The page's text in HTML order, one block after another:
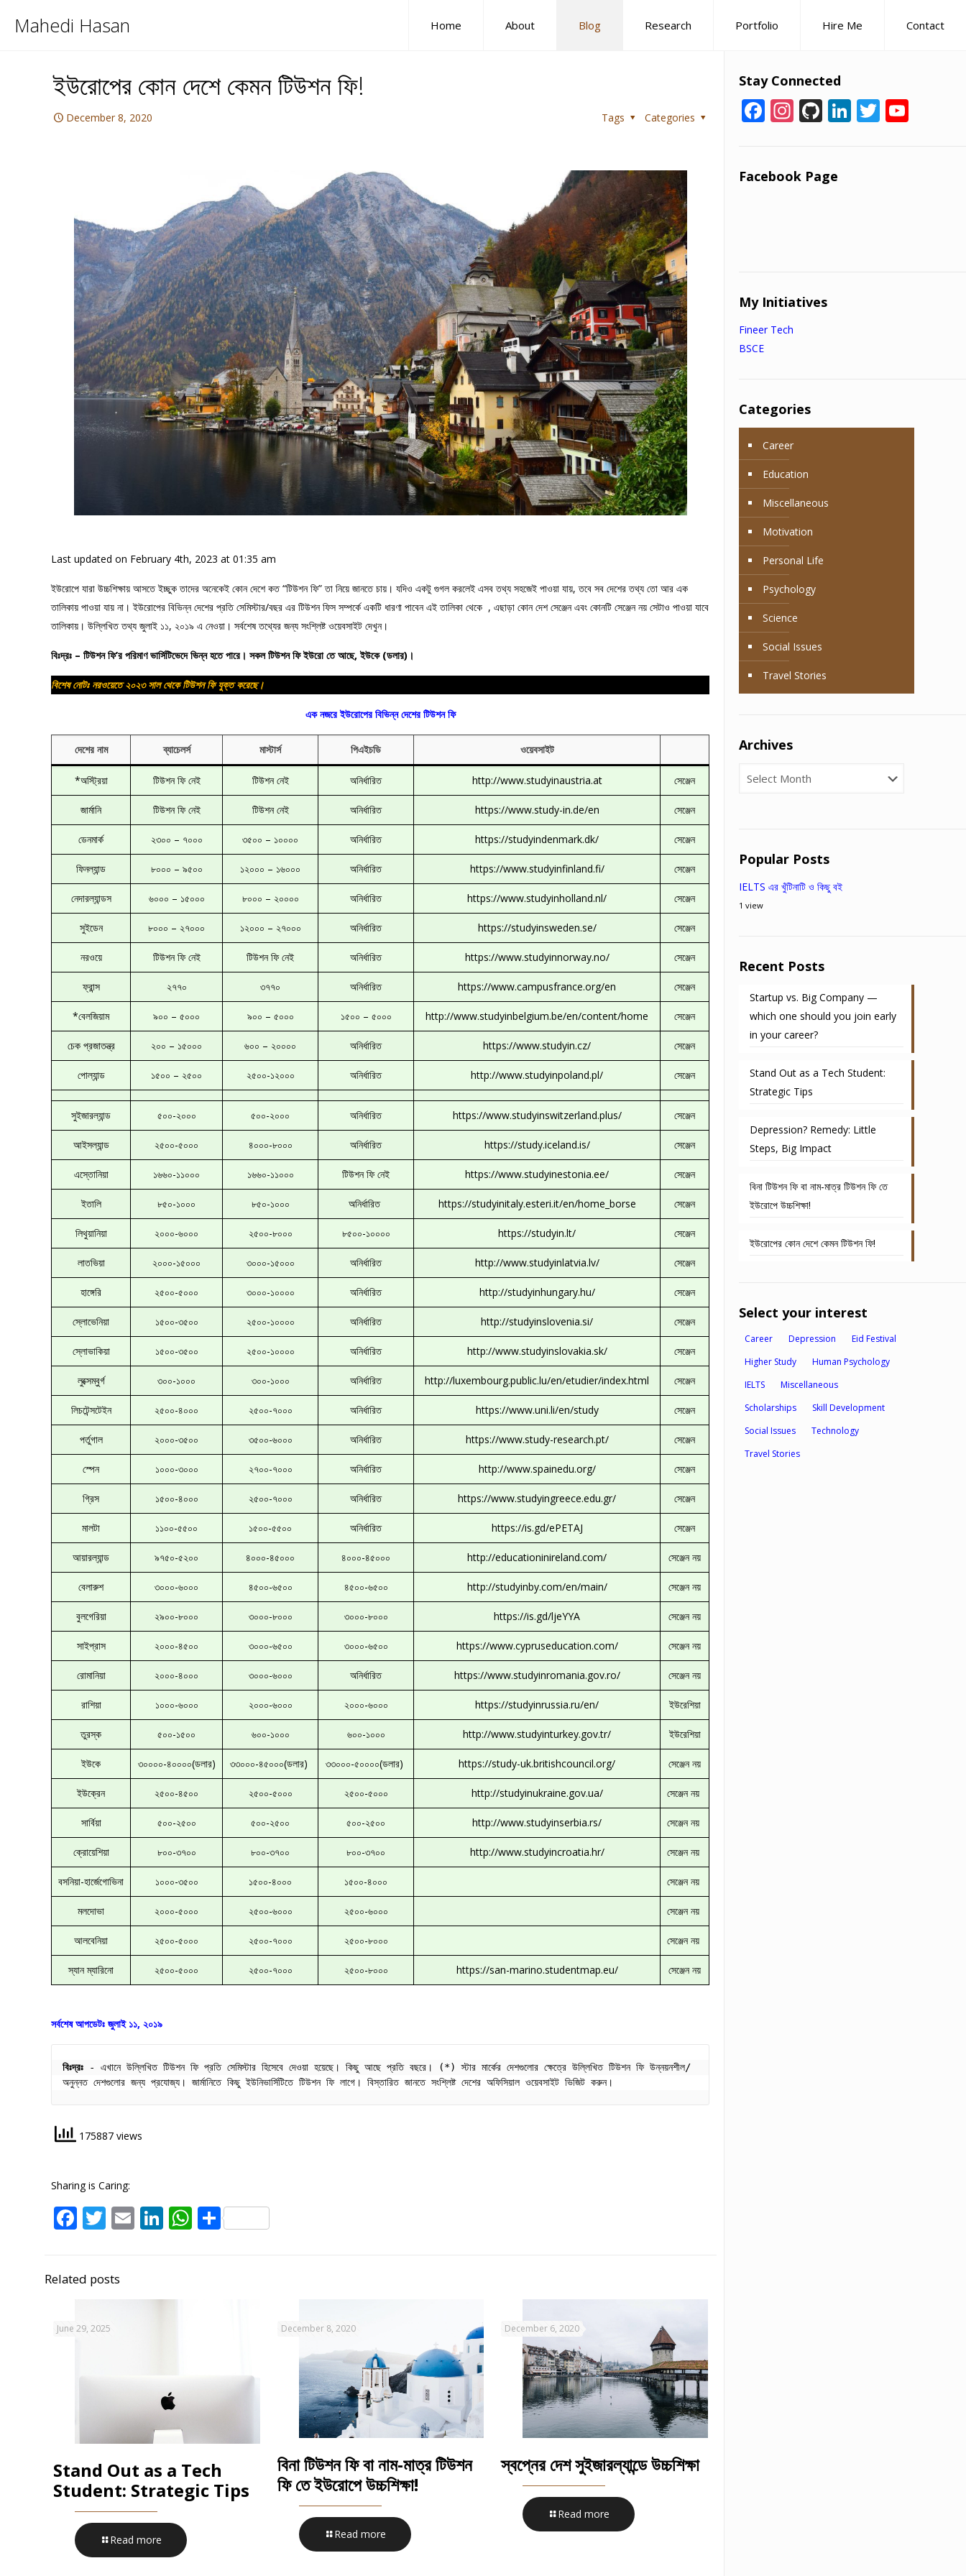
Mahedi Hasan Home About Blog Research Portfolio Hire Me Contact
ইউরোপের কোন দেশে কেমন টিউশন ফি!
December 8, 2020 Categories
Tags
Last updated on February 4th, 2023 at 01:35 am
ইউরোপে যারা উচ্চশিক্ষায় আসতে ইচ্ছুক তাদের অনেকেই কোন দেশে কত “টিউশন ফি” তা নিয়ে জানতে চায়। যদিও একটু গুগল করলেই এসব তথ্য সহজেই পাওয়া যায়, তবে সব দেশের তথ্য তো আর এক
তালিকায় পাওয়া যায় না। ইউরোপের বিভিন্ন দেশের প্রতি সেমিস্টার/বছর এর টিউশন ফিস সম্পর্কে একটি ধারণা পাবেন এই তালিকা থেকে , এছাড়া কোন দেশ সেঞ্জেন এবং কোনটি সেঞ্জেন নয় সেটাও পাওয়া যাবে
তালিকায় । উল্লিখিত তথ্য জুলাই ১১, ২০১৯ এ নেওয়া। সর্বশেষ তথ্যের জন্য সংশ্লিষ্ট ওয়েবসাইট দেখুন।
বিঃদ্রঃ – টিউশন ফি’র পরিমাণ ভার্সিটিভেদে ভিন্ন হতে পারে। সকল টিউশন ফি ইউরো তে আছে, ইউকে (ডলার)।
বিশেষ নোটঃ নরওয়েতে ২০২৩ সাল থেকে টিউশন ফি যুক্ত করেছে।
এক নজরে ইউরোপের বিভিন্ন দেশের টিউশন ফি
দেশের নাম ব্যাচেলর্স মাস্টার্স পিএইচডি ওয়েবসাইট
*অস্ট্রিয়া টিউশন ফি নেই টিউশন নেই অনির্ধারিত http://www.studyinaustria.at সেঞ্জেন
জার্মানি টিউশন ফি নেই টিউশন নেই অনির্ধারিত https://www.study-in.de/en সেঞ্জেন
ডেনমার্ক ২৩০০ – ৭০০০ ৩৫০০ – ১০০০০ অনির্ধারিত https://studyindenmark.dk/ সেঞ্জেন
ফিনল্যান্ড ৮০০০ – ৯৫০০ ১২০০০ – ১৬০০০ অনির্ধারিত https://www.studyinfinland.fi/ সেঞ্জেন
নেদারল্যান্ডস ৬০০০ – ১৫০০০ ৮০০০ – ২০০০০ অনির্ধারিত https://www.studyinholland.nl/ সেঞ্জেন
সুইডেন ৮০০০ – ২৭০০০ ১২০০০ – ২৭০০০ অনির্ধারিত https://studyinsweden.se/ সেঞ্জেন
নরওয়ে টিউশন ফি নেই টিউশন ফি নেই অনির্ধারিত https://www.studyinnorway.no/ সেঞ্জেন
ফ্রান্স ২৭৭০ ৩৭৭০ অনির্ধারিত https://www.campusfrance.org/en সেঞ্জেন
*বেলজিয়াম ৯০০ – ৫০০০ ৯০০ – ৫০০০ ১৫০০ – ৫০০০ http://www.studyinbelgium.be/en/content/home সেঞ্জেন
চেক প্রজাতন্ত্র ২০০ – ১৫০০০ ৬০০ – ২০০০০ অনির্ধারিত https://www.studyin.cz/ সেঞ্জেন
পোল্যান্ড ১৫০০ – ২৫০০ ২৫০০-১২০০০ অনির্ধারিত http://www.studyinpoland.pl/ সেঞ্জেন
সুইজারল্যান্ড ৫০০-২০০০ ৫০০-২০০০ অনির্ধারিত https://www.studyinswitzerland.plus/ সেঞ্জেন
আইসল্যান্ড ২৫০০-৫০০০ ৪০০০-৮০০০ অনির্ধারিত https://study.iceland.is/ সেঞ্জেন
এস্তোনিয়া ১৬৬০-১১০০০ ১৬৬০-১১০০০ টিউশন ফি নেই https://www.studyinestonia.ee/ সেঞ্জেন
ইতালি ৮৫০-১০০০ ৮৫০-১০০০ অনির্ধারিত https://studyinitaly.esteri.it/en/home_borse সেঞ্জেন
লিথুয়ানিয়া ২০০০-৬০০০ ২৫০০-৮০০০ ৮৫০০-১০০০০ https://studyin.lt/ সেঞ্জেন
লাতভিয়া ২০০০-১৫০০০ ৩০০০-১৫০০০ অনির্ধারিত http://www.studyinlatvia.lv/ সেঞ্জেন
হাঙ্গেরি ২৫০০-৫০০০ ৩০০০-১০০০০ অনির্ধারিত http://studyinhungary.hu/ সেঞ্জেন
স্লোভেনিয়া ১৫০০-৩৫০০ ২৫০০-১০০০০ অনির্ধারিত http://studyinslovenia.si/ সেঞ্জেন
স্লোভাকিয়া ১৫০০-৩৫০০ ২৫০০-১০০০০ অনির্ধারিত http://www.studyinslovakia.sk/ সেঞ্জেন
লুক্সেম্বুর্গ ৩০০-১০০০ ৩০০-১০০০ অনির্ধারিত http://luxembourg.public.lu/en/etudier/index.html সেঞ্জেন
লিচটেন্সটেইন ২৫০০-৪০০০ ২৫০০-৭০০০ অনির্ধারিত https://www.uni.li/en/study সেঞ্জেন
পর্তুগাল ২০০০-৩৫০০ ৩৫০০-৬০০০ অনির্ধারিত https://www.study-research.pt/ সেঞ্জেন
স্পেন ১০০০-৩০০০ ২৭০০-৭০০০ অনির্ধারিত http://www.spainedu.org/ সেঞ্জেন
গ্রিস ১৫০০-৪০০০ ২৫০০-৭০০০ অনির্ধারিত https://www.studyingreece.edu.gr/ সেঞ্জেন
মালটা ১১০০-৫৫০০ ১৫০০-৫৫০০ অনির্ধারিত https://is.gd/ePETAJ সেঞ্জেন
আয়ারল্যান্ড ৯৭৫০-৫২০০ ৪০০০-৪৫০০০ ৪০০০-৪৫০০০ http://educationinireland.com/ সেঞ্জেন নয়
বেলারুশ ৩০০০-৬০০০ ৪৫০০-৬৫০০ ৪৫০০-৬৫০০ http://studyinby.com/en/main/ সেঞ্জেন নয়
বুলগেরিয়া ২৯০০-৮০০০ ৩০০০-৮০০০ ৩০০০-৮০০০ https://is.gd/ljeYYA সেঞ্জেন নয়
সাইপ্রাস ২০০০-৪৫০০ ৩০০০-৬৫০০ ৩০০০-৬৫০০ https://www.cypruseducation.com/ সেঞ্জেন নয়
রোমানিয়া ২০০০-৪০০০ ৩০০০-৬০০০ অনির্ধারিত https://www.studyinromania.gov.ro/ সেঞ্জেন নয়
রাশিয়া ১০০০-৬০০০ ২০০০-৬০০০ ২০০০-৬০০০ https://studyinrussia.ru/en/ ইউরেশিয়া
তুরস্ক ৫০০-১৫০০ ৬০০-১০০০ ৬০০-১০০০ http://www.studyinturkey.gov.tr/ ইউরেশিয়া
ইউকে ৩০০০০-৪০০০০(ডলার) ৩৩০০০-৪৫০০০(ডলার) ৩৩০০০-৫০০০০(ডলার) https://study-uk.britishcouncil.org/ সেঞ্জেন নয়
ইউক্রেন ২৫০০-৪৫০০ ২৫০০-৫০০০ ২৫০০-৫০০০ http://studyinukraine.gov.ua/ সেঞ্জেন নয়
সার্বিয়া ৫০০-২৫০০ ৫০০-২৫০০ ৫০০-২৫০০ http://www.studyinserbia.rs/ সেঞ্জেন নয়
ক্রোয়েশিয়া ৮০০-৩৭০০ ৮০০-৩৭০০ ৮০০-৩৭০০ http://www.studyincroatia.hr/ সেঞ্জেন নয়
বসনিয়া-হার্জেগোভিনা ১০০০-৩৫০০ ১৫০০-৪০০০ ১৫০০-৪০০০ সেঞ্জেন নয়
মলদোভা ২০০০-৫০০০ ২৫০০-৬০০০ ২৫০০-৬০০০ সেঞ্জেন নয়
আলবেনিয়া ২৫০০-৫০০০ ২৫০০-৭০০০ ২৫০০-৮০০০ সেঞ্জেন নয়
স্যান ম্যারিনো ২৫০০-৫০০০ ২৫০০-৭০০০ ২৫০০-৮০০০ https://san-marino.studentmap.eu/ সেঞ্জেন নয়
সর্বশেষ আপডেটঃ জুলাই ১১, ২০১৯
বিঃদ্রঃ - এখানে উল্লিখিত টিউশন ফি প্রতি সেমিস্টার হিসেবে দেওয়া হয়েছে। কিছু আছে প্রতি বছরে। (*) স্টার মার্কের দেশগুলোর ক্ষেত্রে উল্লিখিত টিউশন ফি উন্নয়নশীল/
অনুন্নত দেশগুলোর জন্য প্রযোজ্য। জার্মানিতে কিছু ইউনিভার্সিটিতে টিউশন ফি লাগে। বিস্তারিত জানতে সংশ্লিষ্ট দেশের অফিসিয়াল ওয়েবসাইট ভিজিট করুন।
175887 views
Sharing is Caring:
Facebook
Twitter
EmailLinkedIn
WhatsApp
Share
Related posts
June 29, 2025
Stand Out as a Tech
Student: Strategic Tips
Read more
December 8, 2020
বিনা টিউশন ফি বা নাম-মাত্র টিউশন
ফি তে ইউরোপে উচ্চশিক্ষা!
Read more
December 6, 2020
স্বপ্নের দেশ সুইজারল্যান্ডে উচ্চশিক্ষা
Read more
Stay Connected
Facebook
Instagram
GitHub
LinkedIn
Twitter
Facebook Page
My Initiatives
Fineer Tech
BSCE
Categories
Career
Education
Miscellaneous
Motivation
Personal Life
Psychology
Science
Social Issues
Travel Stories
Archives
Archives
Popular Posts
IELTS এর খুঁটিনাটি ও কিছু বই
1 view
Recent Posts
Startup vs. Big Company —
which one should you join early
in your career?
Stand Out as a Tech Student:
Strategic Tips
Depression? Remedy: Little
Steps, Big Impact
বিনা টিউশন ফি বা নাম-মাত্র টিউশন ফি তে
ইউরোপে উচ্চশিক্ষা!
ইউরোপের কোন দেশে কেমন টিউশন ফি!
Select your interest
Career Depression
Eid Festival
Higher Study
Human Psychology
IELTS
Miscellaneous
Scholarships
Skill Development
Social Issues
Technology
Travel Stories